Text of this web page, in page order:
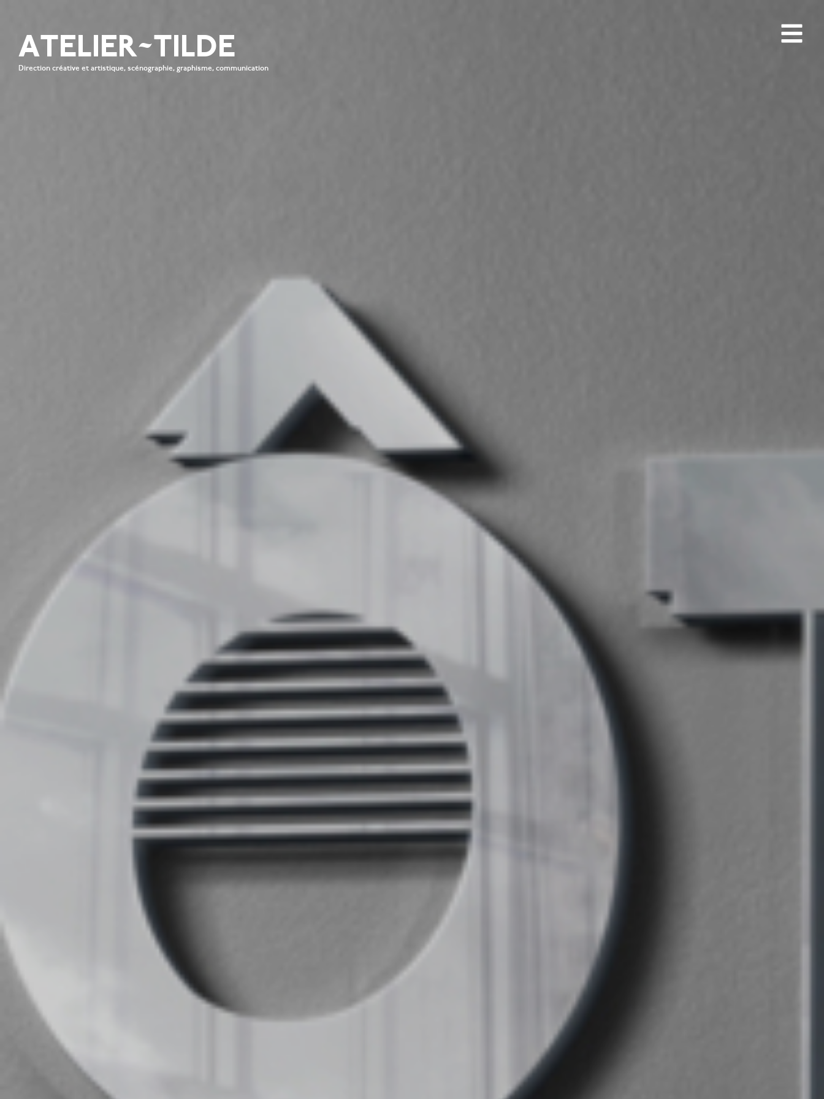
ATELIER~TILDE
Direction créative et artistique, scénographie, graphisme, communication